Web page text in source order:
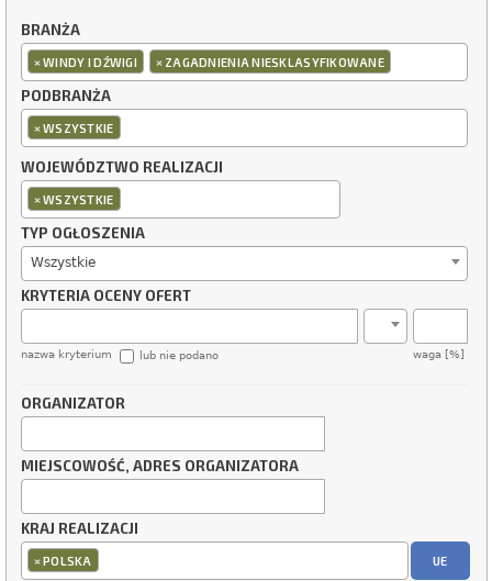
BRANŻA
×WINDY I DŹWIGI × ZAGADNIENIA NIESKLASYFIKOWANE
PODBRANŻA
×WSZYSTKIE
WOJEWÓDZTWO REALIZACJI
×WSZYSTKIE
TYP OGŁOSZENIA
Wszystkie
KRYTERIA OCENY OFERT
nazwa kryterium waga [%]
lub nie podano
ORGANIZATOR
MIEJSCOWOŚĆ, ADRES ORGANIZATORA
KRAJ REALIZACJI
×POLSKA UE